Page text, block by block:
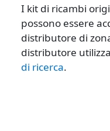
I kit di ricambi
possono essere
distributore di
distributore
di ricerca.